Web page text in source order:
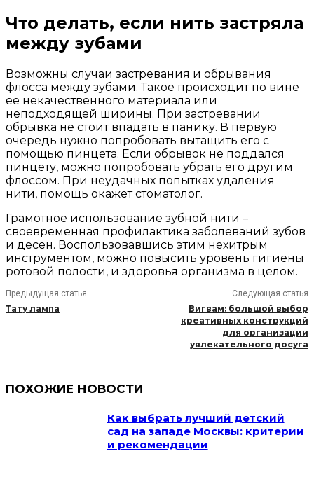
Что делать, если нить застряла
между зубами
Возможны случаи застревания и обрывания
флосса между зубами. Такое происходит по вине
ее некачественного материала или
неподходящей ширины. При застревании
обрывка не стоит впадать в панику. В первую
очередь нужно попробовать вытащить его с
помощью пинцета. Если обрывок не поддался
пинцету, можно попробовать убрать его другим
флоссом. При неудачных попытках удаления
нити, помощь окажет стоматолог.
Грамотное использование зубной нити –
своевременная профилактика заболеваний зубов
и десен. Воспользовавшись этим нехитрым
инструментом, можно повысить уровень гигиены
ротовой полости, и здоровья организма в целом.
Предыдущая статья
Тату лампа
Следующая статья
Вигвам: большой выбор
креативных конструкций
для организации
увлекательного досуга
ПОХОЖИЕ НОВОСТИ
Как выбрать лучший детский
сад на западе Москвы: критерии
и рекомендации